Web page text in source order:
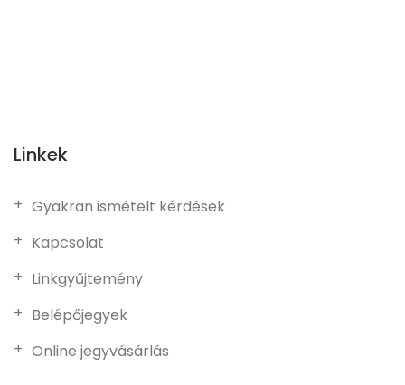
Linkek
Gyakran ismételt kérdések
Kapcsolat
Linkgyűjtemény
Belépőjegyek
Online jegyvásárlás